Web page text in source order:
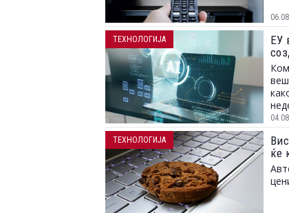
ЕУ
ТЕХНОЛОГИЈА
ќе
ТЕХНОЛОГИЈА